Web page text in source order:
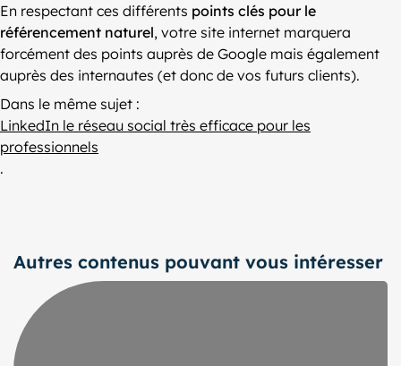
En respectant ces différents points clés pour le
référencement naturel, votre site internet marquera
forcément des points auprès de Google mais également
auprès des internautes (et donc de vos futurs clients).
Dans le même sujet :
LinkedIn le réseau social très efficace pour les
professionnels
.
Autres contenus pouvant vous intéresser